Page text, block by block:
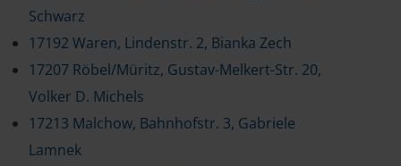
Schwarz
17192 Waren, Lindenstr. 2, Bianka Zech
17207 Röbel/Müritz, Gustav-Melkert-Str. 20,
Volker D. Michels
17213 Malchow, Bahnhofstr. 3, Gabriele
Lamnek